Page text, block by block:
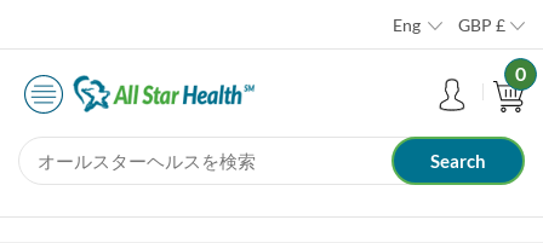
Eng GBP £
0